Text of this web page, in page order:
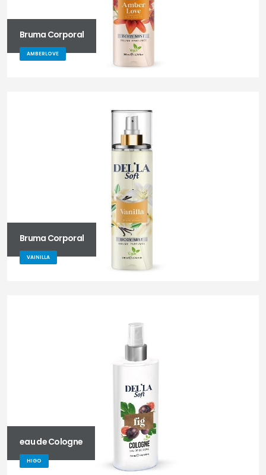
Bruma Corporal
AMBERLOVE
Bruma Corporal
VAINILLA
eau de Cologne
HIGO